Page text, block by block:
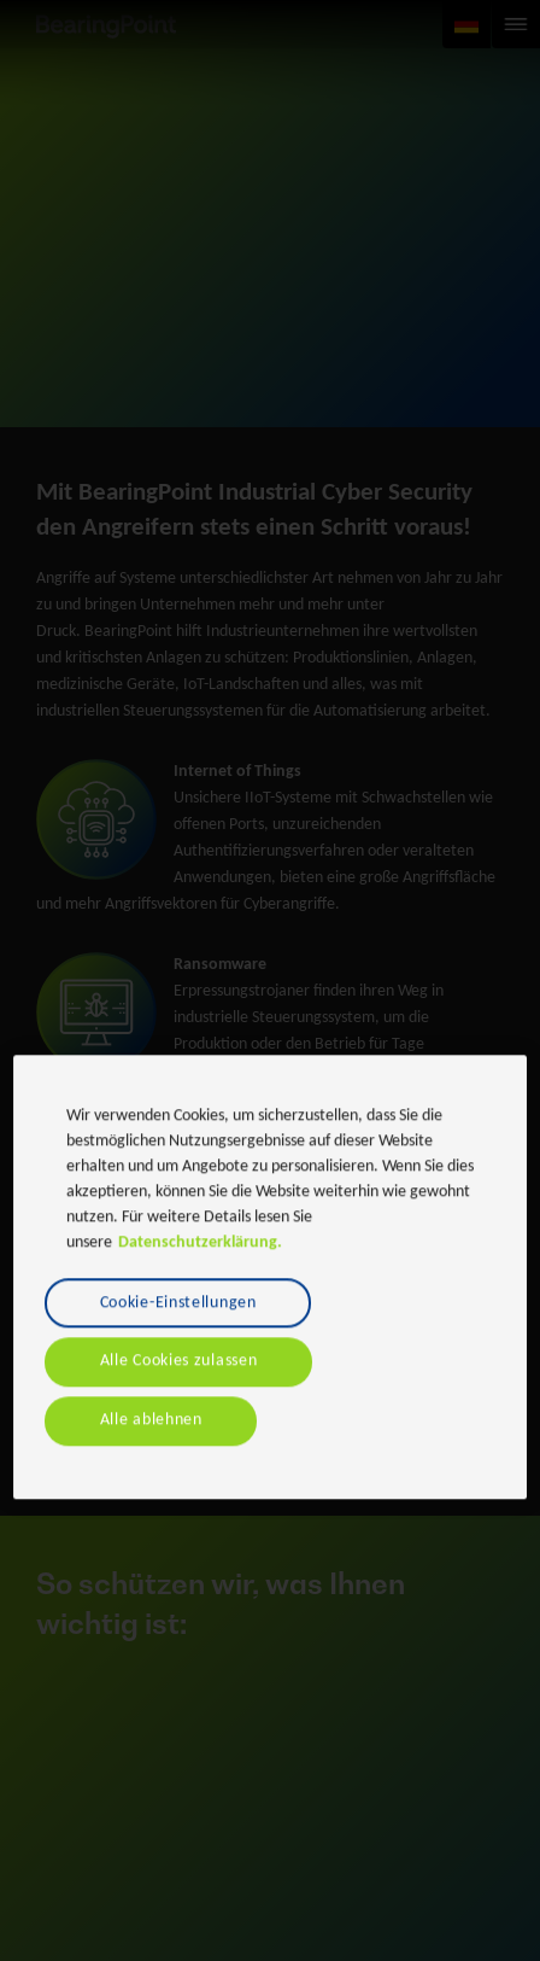
Mit BearingPoint Industrial Cyber Security
den Angreifern stets einen Schritt voraus!
Angriffe auf Systeme unterschiedlichster Art nehmen von Jahr zu Jahr
zu und bringen Unternehmen mehr und mehr unter
Druck. BearingPoint hilft Industrieunternehmen ihre wertvollsten
und kritischsten Anlagen zu schützen: Produktionslinien, Anlagen,
medizinische Geräte, IoT-Landschaften und alles, was mit
industriellen Steuerungssystemen für die Automatisierung arbeitet.
Internet of Things
Unsichere IIoT-Systeme mit Schwachstellen wie
offenen Ports, unzureichenden
Authentifizierungsverfahren oder veralteten
Anwendungen, bieten eine große Angriffsfläche
und mehr Angriffsvektoren für Cyberangriffe.
Ransomware
Erpressungstrojaner finden ihren Weg in
industrielle Steuerungssystem, um die
Produktion oder den Betrieb für Tage
OT-Sicherheit
Die zunehmende Konnektivität zwischen IT- und
OT-Umgebungen ermöglicht agileres Handeln
und höhere Effizienz. Gleichzeitig entsteht durch
und somit höheres Risiko für Cyberattacken.
Schützen Sie Ihre Anlagen! Sprechen Sie noch heute
mit unseren Cyber Security Experten
So schützen wir, was Ihnen
wichtig ist:
Wir verwenden Cookies, um sicherzustellen, dass Sie die
bestmöglichen Nutzungsergebnisse auf dieser Website
erhalten und um Angebote zu personalisieren. Wenn Sie dies
akzeptieren, können Sie die Website weiterhin wie gewohnt
nutzen. Für weitere Details lesen Sie
unsere Datenschutzerklärung.
Cookie-Einstellungen
Alle ablehnen
Alle Cookies zulassen